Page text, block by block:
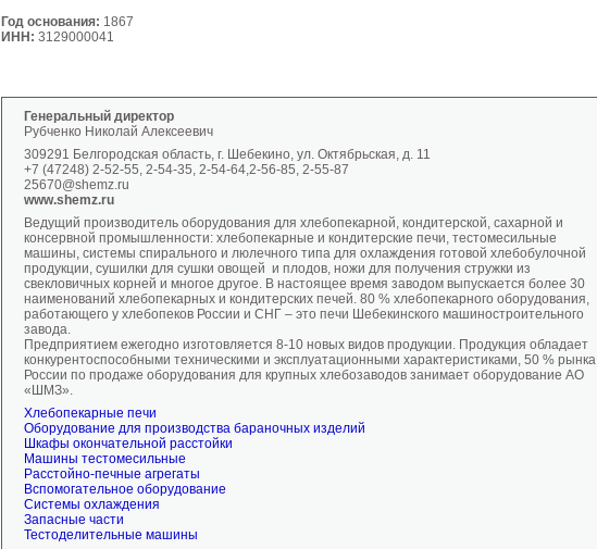
Год основания: 1867
ИНН: 3129000041
Генеральный директор
Рубченко Николай Алексеевич
309291 Белгородская область, г. Шебекино, ул. Октябрьская, д. 11
+7 (47248) 2-52-55, 2-54-35, 2-54-64,2-56-85, 2-55-87
25670@shemz.ru
www.shemz.ru
Ведущий производитель оборудования для хлебопекарной, кондитерской, сахарной и
консервной промышленности: хлебопекарные и кондитерские печи, тестомесильные
машины, системы спирального и люлечного типа для охлаждения готовой хлебобулочной
продукции, сушилки для сушки овощей и плодов, ножи для получения стружки из
свекловичных корней и многое другое. В настоящее время заводом выпускается более 30
наименований хлебопекарных и кондитерских печей. 80 % хлебопекарного оборудования,
работающего у хлебопеков России и СНГ – это печи Шебекинского машиностроительного
завода.
Предприятием ежегодно изготовляется 8-10 новых видов продукции. Продукция обладает
конкурентоспособными техническими и эксплуатационными характеристиками, 50 % рынка
России по продаже оборудования для крупных хлебозаводов занимает оборудование АО
«ШМЗ».
Хлебопекарные печи
Оборудование для производства бараночных изделий
Шкафы окончательной расстойки
Машины тестомесильные
Расстойно-печные агрегаты
Вспомогательное оборудование
Системы охлаждения
Запасные части
Тестоделительные машины